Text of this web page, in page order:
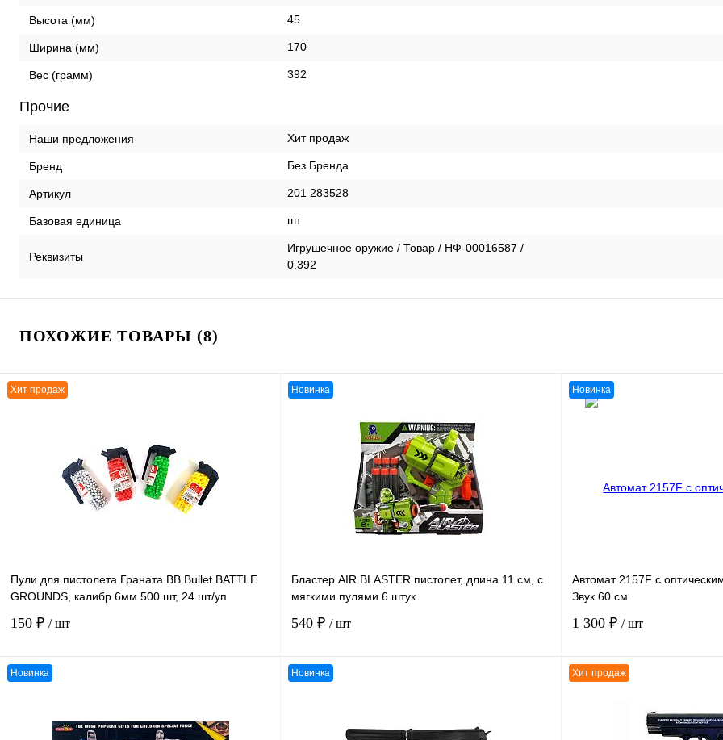
Высота (мм) 45
Ширина (мм) 170
Вес (грамм) 392
Прочие
Наши предложения Хит продаж
Бренд Без Бренда
Артикул 201 283528
Базовая единица шт
Реквизиты
Игрушечное оружие / Товар / НФ-00016587 /
0.392
ПОХОЖИЕ ТОВАРЫ (8)
Хит продаж
Пули для пистолета Граната BB Bullet BATTLE
GROUNDS, калибр 6мм 500 шт, 24 шт/уп
150 ₽ / шт
К сравнению
Новинка
Бластер AIR BLASTER пистолет, длина 11 см, с
мягкими пулями 6 штук
540 ₽ / шт
К сравнению
Новинка
Автомат 2157F с
Звук 60 см
1 300 ₽ / шт
Новинка Новинка Хит продаж